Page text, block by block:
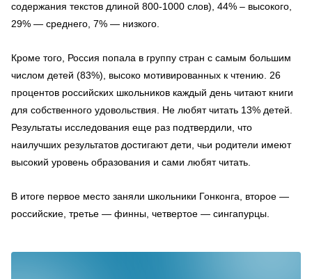
содержания текстов длиной 800-1000 слов), 44% – высокого,
29% — среднего, 7% — низкого.
Кроме того, Россия попала в группу стран с самым большим
числом детей (83%), высоко мотивированных к чтению. 26
процентов российских школьников каждый день читают книги
для собственного удовольствия. Не любят читать 13% детей.
Результаты исследования еще раз подтвердили, что
наилучших результатов достигают дети, чьи родители имеют
высокий уровень образования и сами любят читать.
В итоге первое место заняли школьники Гонконга, второе —
российские, третье — финны, четвертое — сингапурцы.